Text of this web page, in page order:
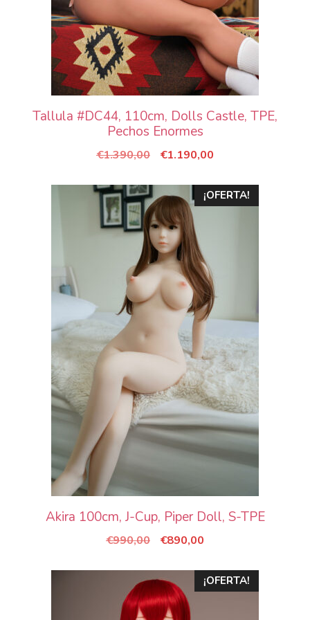
Tallula #DC44, 110cm, Dolls Castle, TPE,
Pechos Enormes
€1.390,00
El
era:
€1.390,00.
€1.190,00
actual
es:
¡OFERTA!
Akira 100cm, J-Cup, Piper Doll, S-TPE
€990,00
El
original
era:
€990,00.
€890,00
actual
es:
¡OFERTA!